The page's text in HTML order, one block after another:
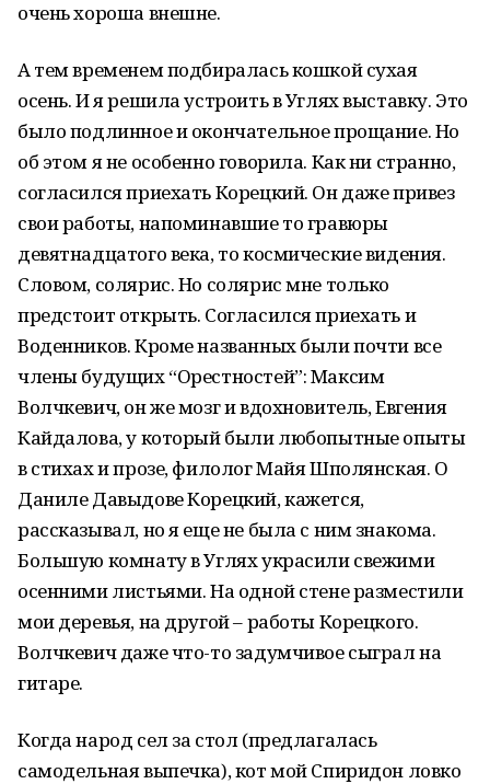
очень хороша внешне.
А тем временем подбиралась кошкой сухая
осень. И я решила устроить в Углях выставку. Это
было подлинное и окончательное прощание. Но
об этом я не особенно говорила. Как ни странно,
согласился приехать Корецкий. Он даже привез
свои работы, напоминавшие то гравюры
девятнадцатого века, то космические видения.
Словом, солярис. Но солярис мне только
предстоит открыть. Согласился приехать и
Воденников. Кроме названных были почти все
члены будущих “Орестностей”: Максим
Волчкевич, он же мозг и вдохновитель, Евгения
Кайдалова, у который были любопытные опыты
в стихах и прозе, филолог Майя Шполянская. О
Даниле Давыдове Корецкий, кажется,
рассказывал, но я еще не была с ним знакома.
Большую комнату в Углях украсили свежими
осенними листьями. На одной стене разместили
мои деревья, на другой – работы Корецкого.
Волчкевич даже что-то задумчивое сыграл на
гитаре.
Когда народ сел за стол (предлагалась
самодельная выпечка), кот мой Спиридон ловко